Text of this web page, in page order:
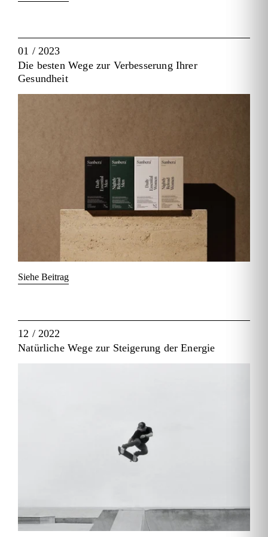
01 / 2023
Die besten Wege zur Verbesserung Ihrer
Gesundheit
Siehe Beitrag
12 / 2022
Natürliche Wege zur Steigerung der Energie